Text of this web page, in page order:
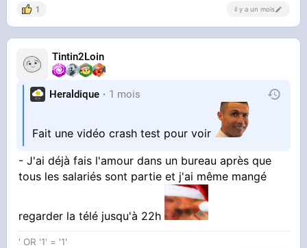
1 il y a un mois
Tintin2Loin
Heraldique 1 mois
Fait une vidéo crash test pour voir
- J'ai déjà fais l'amour dans un bureau après que
tous les salariés sont partie et j'ai même mangé
regarder la télé jusqu'à 22h
' OR '1' = '1'